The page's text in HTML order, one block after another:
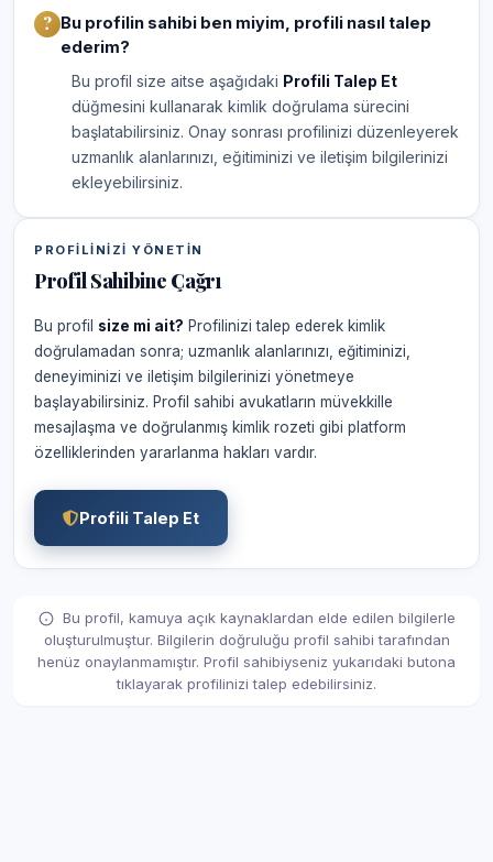
Bu profilin sahibi ben miyim, profili nasıl talep
ederim?
Bu profil size aitse aşağıdaki Profili Talep Et
düğmesini kullanarak kimlik doğrulama sürecini
başlatabilirsiniz. Onay sonrası profilinizi düzenleyerek
uzmanlık alanlarınızı, eğitiminizi ve iletişim bilgilerinizi
ekleyebilirsiniz.
PROFILINIZI YÖNETIN
Profil Sahibine Çağrı
Bu profil size mi ait? Profilinizi talep ederek kimlik
doğrulamadan sonra; uzmanlık alanlarınızı, eğitiminizi,
deneyiminizi ve iletişim bilgilerinizi yönetmeye
başlayabilirsiniz. Profil sahibi avukatların müvekkille
mesajlaşma ve doğrulanmış kimlik rozeti gibi platform
özelliklerinden yararlanma hakları vardır.
Profili Talep Et
Bu profil, kamuya açık kaynaklardan elde edilen bilgilerle
oluşturulmuştur. Bilgilerin doğruluğu profil sahibi tarafından
henüz onaylanmamıştır. Profil sahibiyseniz yukarıdaki butona
tıklayarak profilinizi talep edebilirsiniz.